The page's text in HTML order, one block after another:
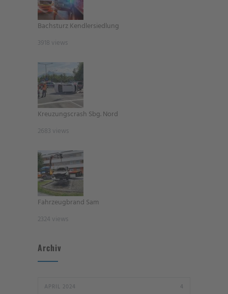
Bachsturz Kendlersiedlung
3918 views
Kreuzungscrash Sbg. Nord
2683 views
Fahrzeugbrand Sam
2324 views
Archiv
APRIL 2024 4